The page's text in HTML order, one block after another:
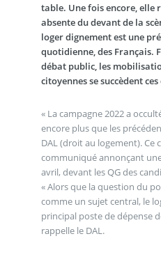
table. Une fois encore, elle
absente du devant de la
loger dignement est une
quotidienne, des Français.
débat public, les
citoyennes se succèdent
« La campagne 2022 a
encore plus que les
DAL (droit au logement). Ce
communiqué annonçant
avril, devant les QG des
« Alors que la question du
comme un sujet central, le logement constitue le
principal poste de dépense
rappelle le DAL.